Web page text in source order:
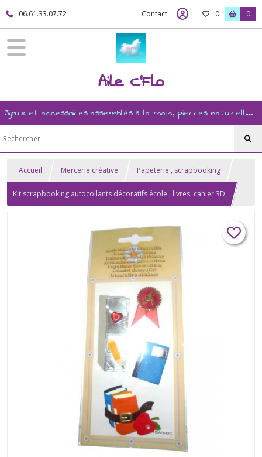
06.61.33.07.72 Contact 0 0
Aile C'Flo
Bijoux et accessoires assemblés à la main, pierres naturelles, ésotérisme, revente, et mercerie créative
Accueil Mercerie créative Papeterie , scrapbooking
Kit scrapbooking autocollants décoratifs école , livres, cahier 3D